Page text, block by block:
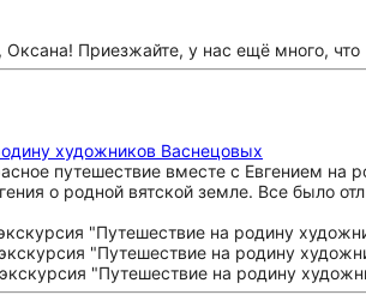
Оксана! Приезжайте, у нас ещё много,
художников Васнецовых
путешествие вместе с Евгением на
о родной вятской земле. Все было